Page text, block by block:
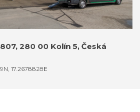
280 00 Kolín 5, Česká
17.2678828E